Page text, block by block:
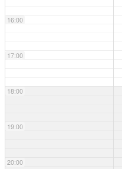
16:00
17:00
18:00
19:00
20:00